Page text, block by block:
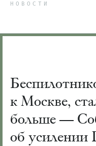
НОВОСТИ
к Москве,
больше —
об